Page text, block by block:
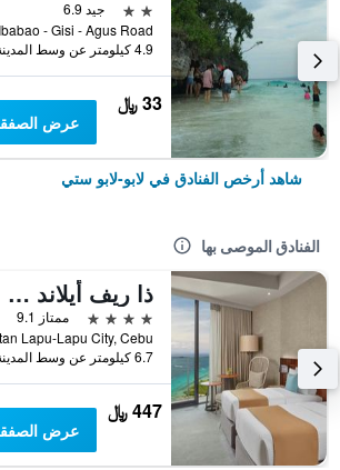
2 نجمتين
جيد 6.9
4.9 كيلومتر عن وسط المدينة
33 ﷼
عرض
شاهد أرخص الفنادق في لابو-لابو ستي
الفنادق الموصى بها
ذا ريف أيلاند ريزورت ماكتان، سيبو
4 نجوم
ممتاز 9.1
6.7 كيلومتر عن وسط المدينة
447 ﷼
عرض